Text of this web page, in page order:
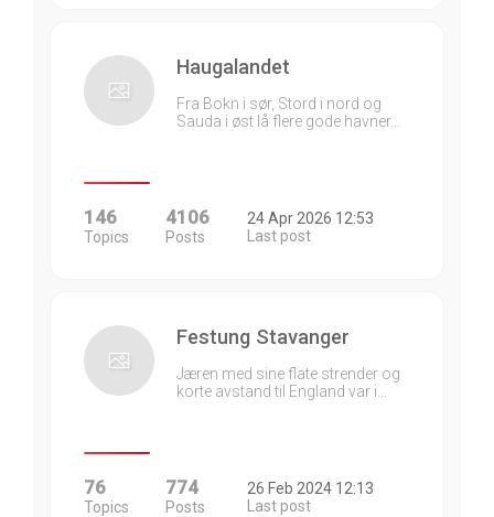
Haugalandet
Fra Bokn i sør, Stord i nord og
Sauda i øst lå flere gode havner…
146
Topics
4106
Posts
24 Apr 2026 12:53
Last post
Festung Stavanger
Jæren med sine flate strender og
korte avstand til England var i…
76
Topics
774
Posts
26 Feb 2024 12:13
Last post